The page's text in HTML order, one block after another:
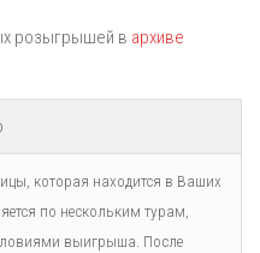
розыгрышей в архиве
которая находится в Ваших
по нескольким турам,
выигрыша. После